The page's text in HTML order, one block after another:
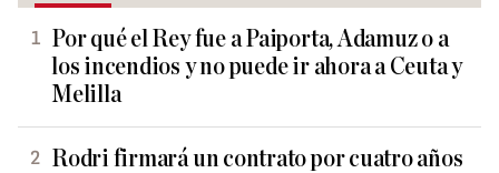
Por qué el Rey fue a Paiporta, Adamuz o a
los incendios y no puede ir ahora a Ceuta y
Melilla
Rodri firmará un contrato por cuatro años